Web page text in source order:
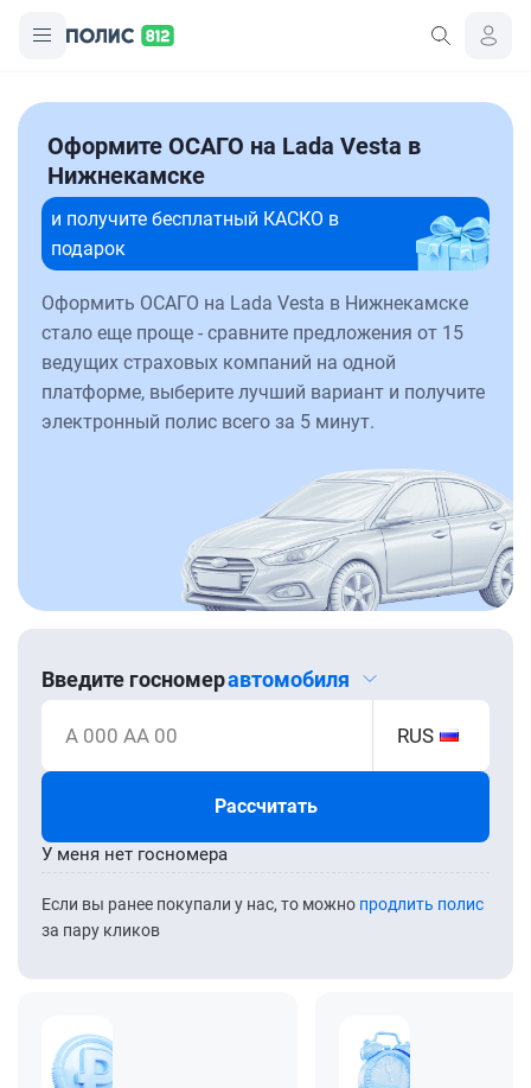
Оформите ОСАГО на Lada Vesta в
Нижнекамске
и получите бесплатный КАСКО в
подарок
Оформить ОСАГО на Lada Vesta в Нижнекамске
стало еще проще - сравните предложения от 15
ведущих страховых компаний на одной
платформе, выберите лучший вариант и получите
электронный полис всего за 5 минут.
Введите госномеравтомобиля
А 000 АА 00 RUS
Рассчитать
Если вы ранее покупали у нас, то можно продлить полис
за пару кликов
У меня нет госномера